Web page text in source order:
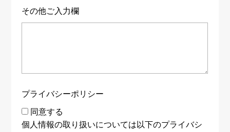
その他ご入力欄
プライバシーポリシー
同意する
個人情報の取り扱いについては以下のプライバシ